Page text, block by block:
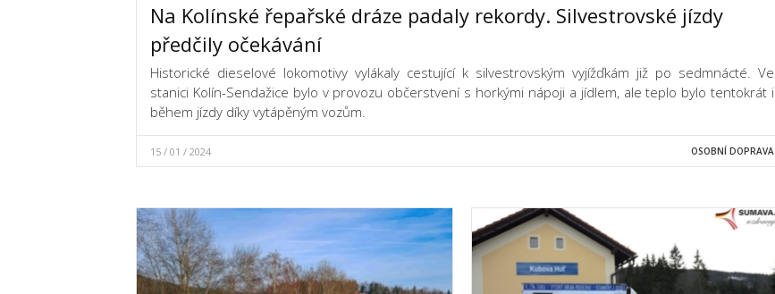
Na Kolínské řepařské dráze padaly rekordy. Silvestrovské jízdy
předčily očekávání
Historické dieselové lokomotivy vylákaly cestující k silvestrovským vyjížďkám již po sedmnácté. Ve
stanici Kolín-Sendažice bylo v provozu občerstvení s horkými nápoji a jídlem, ale teplo bylo tentokrát i
během jízdy díky vytápěným vozům.
15 / 01 / 2024 OSOBNÍ DOPRAVA